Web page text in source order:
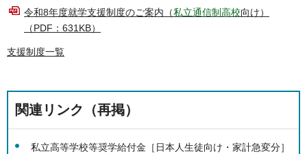
令和8年度就学支援制度のご案内（私立通信制高校向け）
（PDF：631KB）
支援制度一覧
関連リンク（再掲）
私立高等学校等奨学給付金［日本人生徒向け・家計急変分］